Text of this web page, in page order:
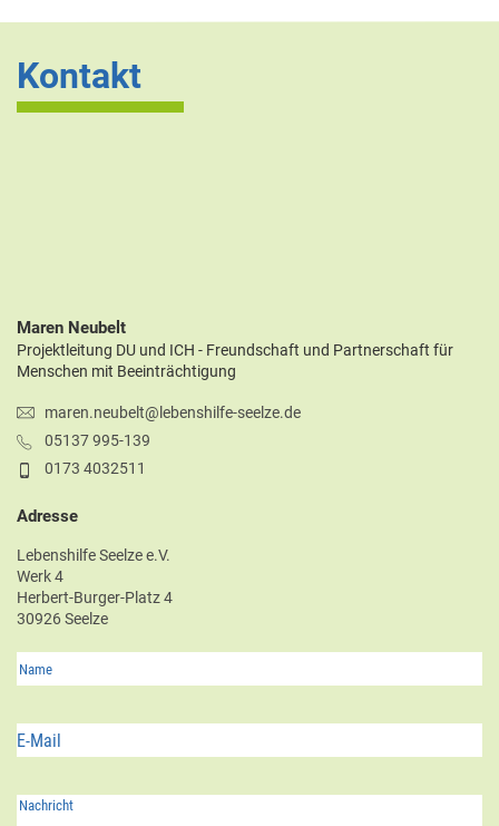
Kontakt
Maren Neubelt
Projektleitung DU und ICH - Freundschaft und Partnerschaft für
Menschen mit Beeinträchtigung
maren.neubelt@lebenshilfe-seelze.de
05137 995-139
0173 4032511
Adresse
Lebenshilfe Seelze e.V.
Werk 4
Herbert-Burger-Platz 4
30926 Seelze